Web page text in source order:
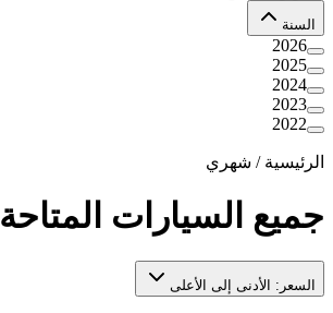
السنة
2026
2025
2024
2023
2022
الرئيسية / شهري
جميع السيارات المتاحة
السعر: الأدنى إلى الأعلى